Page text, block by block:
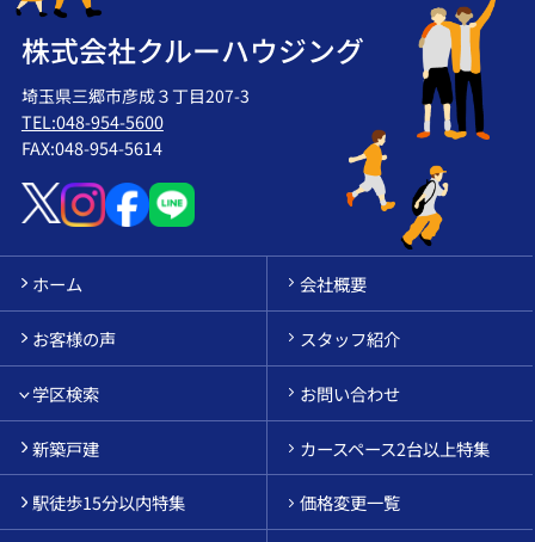
株式会社クルーハウジング
埼玉県三郷市彦成３丁目207-3
TEL:048-954-5600
FAX:048-954-5614
ホーム 会社概要
お客様の声 スタッフ紹介
学区検索 お問い合わせ
新築戸建 カースペース2台以上特集
駅徒歩15分以内特集 価格変更一覧